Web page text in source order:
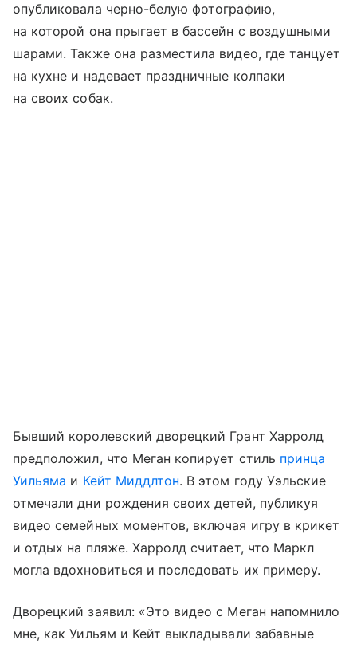
опубликовала черно-белую фотографию,
на которой она прыгает в бассейн с воздушными
шарами. Также она разместила видео, где танцует
на кухне и надевает праздничные колпаки
на своих собак.
Бывший королевский дворецкий Грант Харролд
предположил, что Меган копирует стиль принца
Уильяма и Кейт Миддлтон. В этом году Уэльские
отмечали дни рождения своих детей, публикуя
видео семейных моментов, включая игру в крикет
и отдых на пляже. Харролд считает, что Маркл
могла вдохновиться и последовать их примеру.
Дворецкий заявил: «Это видео с Меган напомнило
мне, как Уильям и Кейт выкладывали забавные